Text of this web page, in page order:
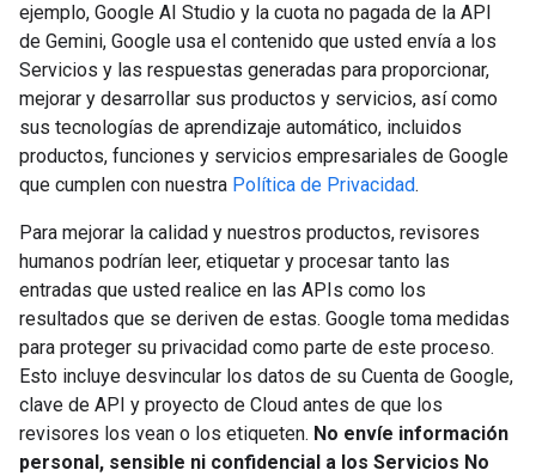
ejemplo, Google AI Studio y la cuota no pagada de la API
de Gemini, Google usa el contenido que usted envía a los
Servicios y las respuestas generadas para proporcionar,
mejorar y desarrollar sus productos y servicios, así como
sus tecnologías de aprendizaje automático, incluidos
productos, funciones y servicios empresariales de Google
que cumplen con nuestra Política de Privacidad.
Para mejorar la calidad y nuestros productos, revisores
humanos podrían leer, etiquetar y procesar tanto las
entradas que usted realice en las APIs como los
resultados que se deriven de estas. Google toma medidas
para proteger su privacidad como parte de este proceso.
Esto incluye desvincular los datos de su Cuenta de Google,
clave de API y proyecto de Cloud antes de que los
revisores los vean o los etiqueten. No envíe información
personal, sensible ni confidencial a los Servicios No